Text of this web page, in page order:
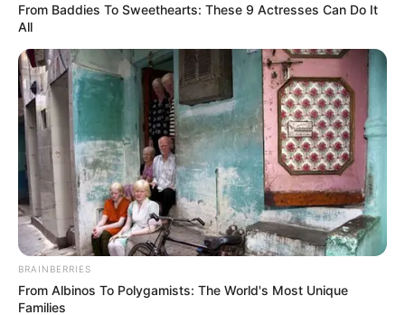
From Baddies To Sweethearts: These 9 Actresses Can Do It
All
BRAINBERRIES
From Albinos To Polygamists: The World's Most Unique
Families